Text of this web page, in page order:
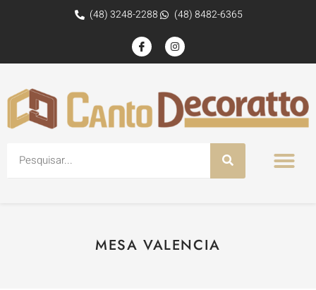
(48) 3248-2288 (48) 8482-6365
MESA VALENCIA